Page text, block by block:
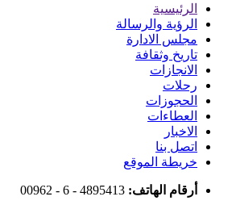
Footer
Menu
الرئيسية
الرؤية والرسالة
مجلس الادارة
تاريخ وثقافة
الانجازات
رحلات
الحجوزات
العطاءات
الاخبار
اتصل بنا
خريطة الموقع
أرقام الهاتف: 00962 - 6 - 4895413